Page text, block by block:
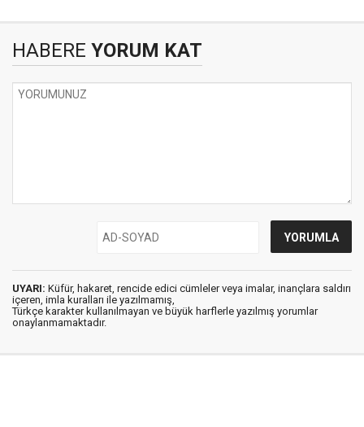
HABERE YORUM KAT
UYARI: Küfür, hakaret, rencide edici cümleler veya imalar, inançlara saldırı
içeren, imla kuralları ile yazılmamış,
Türkçe karakter kullanılmayan ve büyük harflerle yazılmış yorumlar
onaylanmamaktadır.